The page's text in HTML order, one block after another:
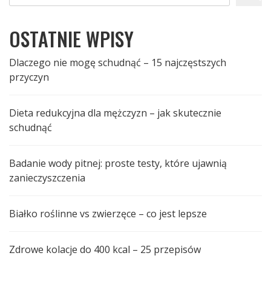
OSTATNIE WPISY
Dlaczego nie mogę schudnąć – 15 najczęstszych
przyczyn
Dieta redukcyjna dla mężczyzn – jak skutecznie
schudnąć
Badanie wody pitnej: proste testy, które ujawnią
zanieczyszczenia
Białko roślinne vs zwierzęce – co jest lepsze
Zdrowe kolacje do 400 kcal – 25 przepisów